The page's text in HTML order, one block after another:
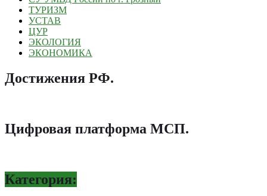
ТУРИЗМ
УСТАВ
ЦУР
ЭКОЛОГИЯ
ЭКОНОМИКА
Достижения РФ.
Цифровая платформа МСП.
Категория: